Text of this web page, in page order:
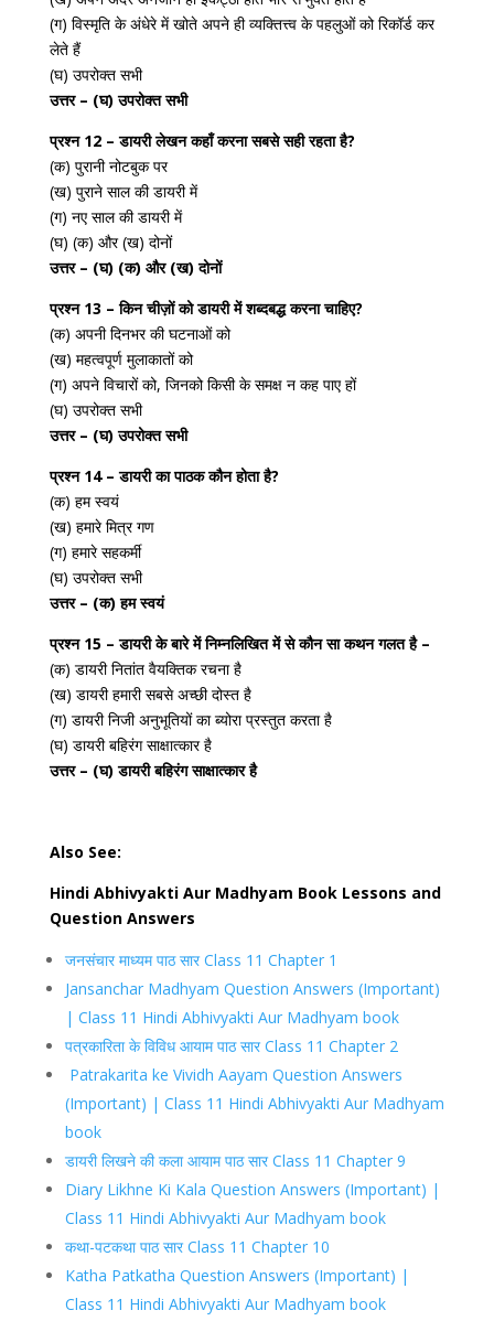
(ग) विस्मृति के अंधेरे में खोते अपने ही व्यक्तित्त्व के पहलुओं को रिकॉर्ड कर
लेते हैं
(घ) उपरोक्त सभी
उत्तर – (घ) उपरोक्त सभी
प्रश्न 12 – डायरी लेखन कहाँ करना सबसे सही रहता है?
(क) पुरानी नोटबुक पर
(ख) पुराने साल की डायरी में
(ग) नए साल की डायरी में
(घ) (क) और (ख) दोनों
उत्तर – (घ) (क) और (ख) दोनों
प्रश्न 13 – किन चीज़ों को डायरी में शब्दबद्ध करना चाहिए?
(क) अपनी दिनभर की घटनाओं को
(ख) महत्वपूर्ण मुलाकातों को
(ग) अपने विचारों को, जिनको किसी के समक्ष न कह पाए हों
(घ) उपरोक्त सभी
उत्तर – (घ) उपरोक्त सभी
प्रश्न 14 – डायरी का पाठक कौन होता है?
(क) हम स्वयं
(ख) हमारे मित्र गण
(ग) हमारे सहकर्मी
(घ) उपरोक्त सभी
उत्तर – (क) हम स्वयं
प्रश्न 15 – डायरी के बारे में निम्नलिखित में से कौन सा कथन गलत है –
(क) डायरी नितांत वैयक्तिक रचना है
(ख) डायरी हमारी सबसे अच्छी दोस्त है
(ग) डायरी निजी अनुभूतियों का ब्योरा प्रस्तुत करता है
(घ) डायरी बहिरंग साक्षात्कार है
उत्तर – (घ) डायरी बहिरंग साक्षात्कार है
Also See:
Hindi Abhivyakti Aur Madhyam Book Lessons and
Question Answers
जनसंचार माध्यम पाठ सार Class 11 Chapter 1
Jansanchar Madhyam Question Answers (Important)
| Class 11 Hindi Abhivyakti Aur Madhyam book
पत्रकारिता के विविध आयाम पाठ सार Class 11 Chapter 2
Patrakarita ke Vividh Aayam Question Answers
(Important) | Class 11 Hindi Abhivyakti Aur Madhyam
book
डायरी लिखने की कला आयाम पाठ सार Class 11 Chapter 9
Diary Likhne Ki Kala Question Answers (Important) |
Class 11 Hindi Abhivyakti Aur Madhyam book
कथा-पटकथा पाठ सार Class 11 Chapter 10
Katha Patkatha Question Answers (Important) |
Class 11 Hindi Abhivyakti Aur Madhyam book